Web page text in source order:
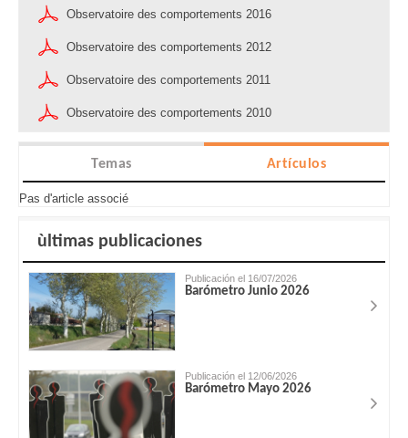
Observatoire des comportements 2016
Observatoire des comportements 2012
Observatoire des comportements 2011
Observatoire des comportements 2010
Temas Artículos
Pas d'article associé
ùltimas publicaciones
Publicación el 16/07/2026
Barómetro Junio 2026
Publicación el 12/06/2026
Barómetro Mayo 2026